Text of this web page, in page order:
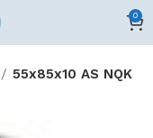
0
55x85x10 AS NQK